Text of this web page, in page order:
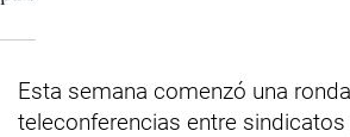
Esta semana comenzó una
teleconferencias entre sindicatos